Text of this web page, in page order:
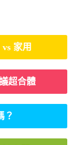
家用
超合體
？